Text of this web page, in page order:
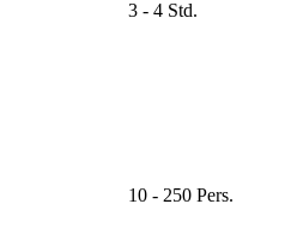
3 - 4 Std.
10 - 250 Pers.